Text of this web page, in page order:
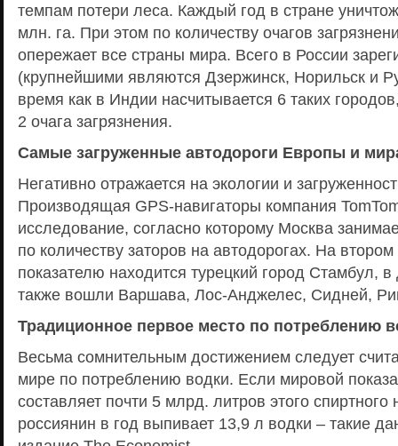
темпам потери леса. Каждый год в стране
млн. га. При этом по количеству очагов
опережает все страны мира. Всего в России
(крупнейшими являются Дзержинск, Норильск и
время как в Индии насчитывается 6 таких
2 очага загрязнения.
Самые загруженные автодороги Европы и
Негативно отражается на экологии и
Производящая GPS-навигаторы компания
исследование, согласно которому Москва
по количеству заторов на автодорогах. На
показателю находится турецкий город Стамбул,
также вошли Варшава, Лос-Анджелес, Сидней,
Традиционное первое место по потреблению
Весьма сомнительным достижением следует
мире по потреблению водки. Если мировой
составляет почти 5 млрд. литров этого спиртного
россиянин в год выпивает 13,9 л водки – такие